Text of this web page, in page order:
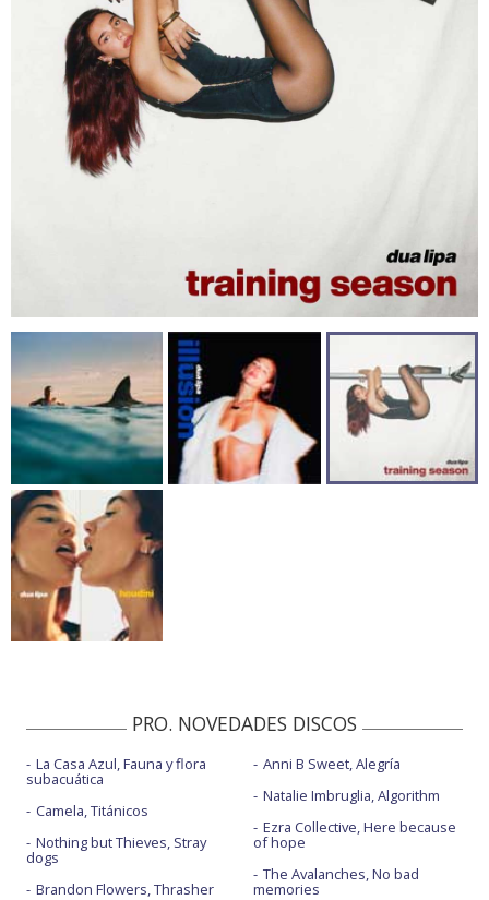
PRO. NOVEDADES DISCOS
La Casa Azul, Fauna y flora
subacuática
Camela, Titánicos
Nothing but Thieves, Stray
dogs
Brandon Flowers, Thrasher
Anni B Sweet, Alegría
Natalie Imbruglia, Algorithm
Ezra Collective, Here because
of hope
The Avalanches, No bad
memories